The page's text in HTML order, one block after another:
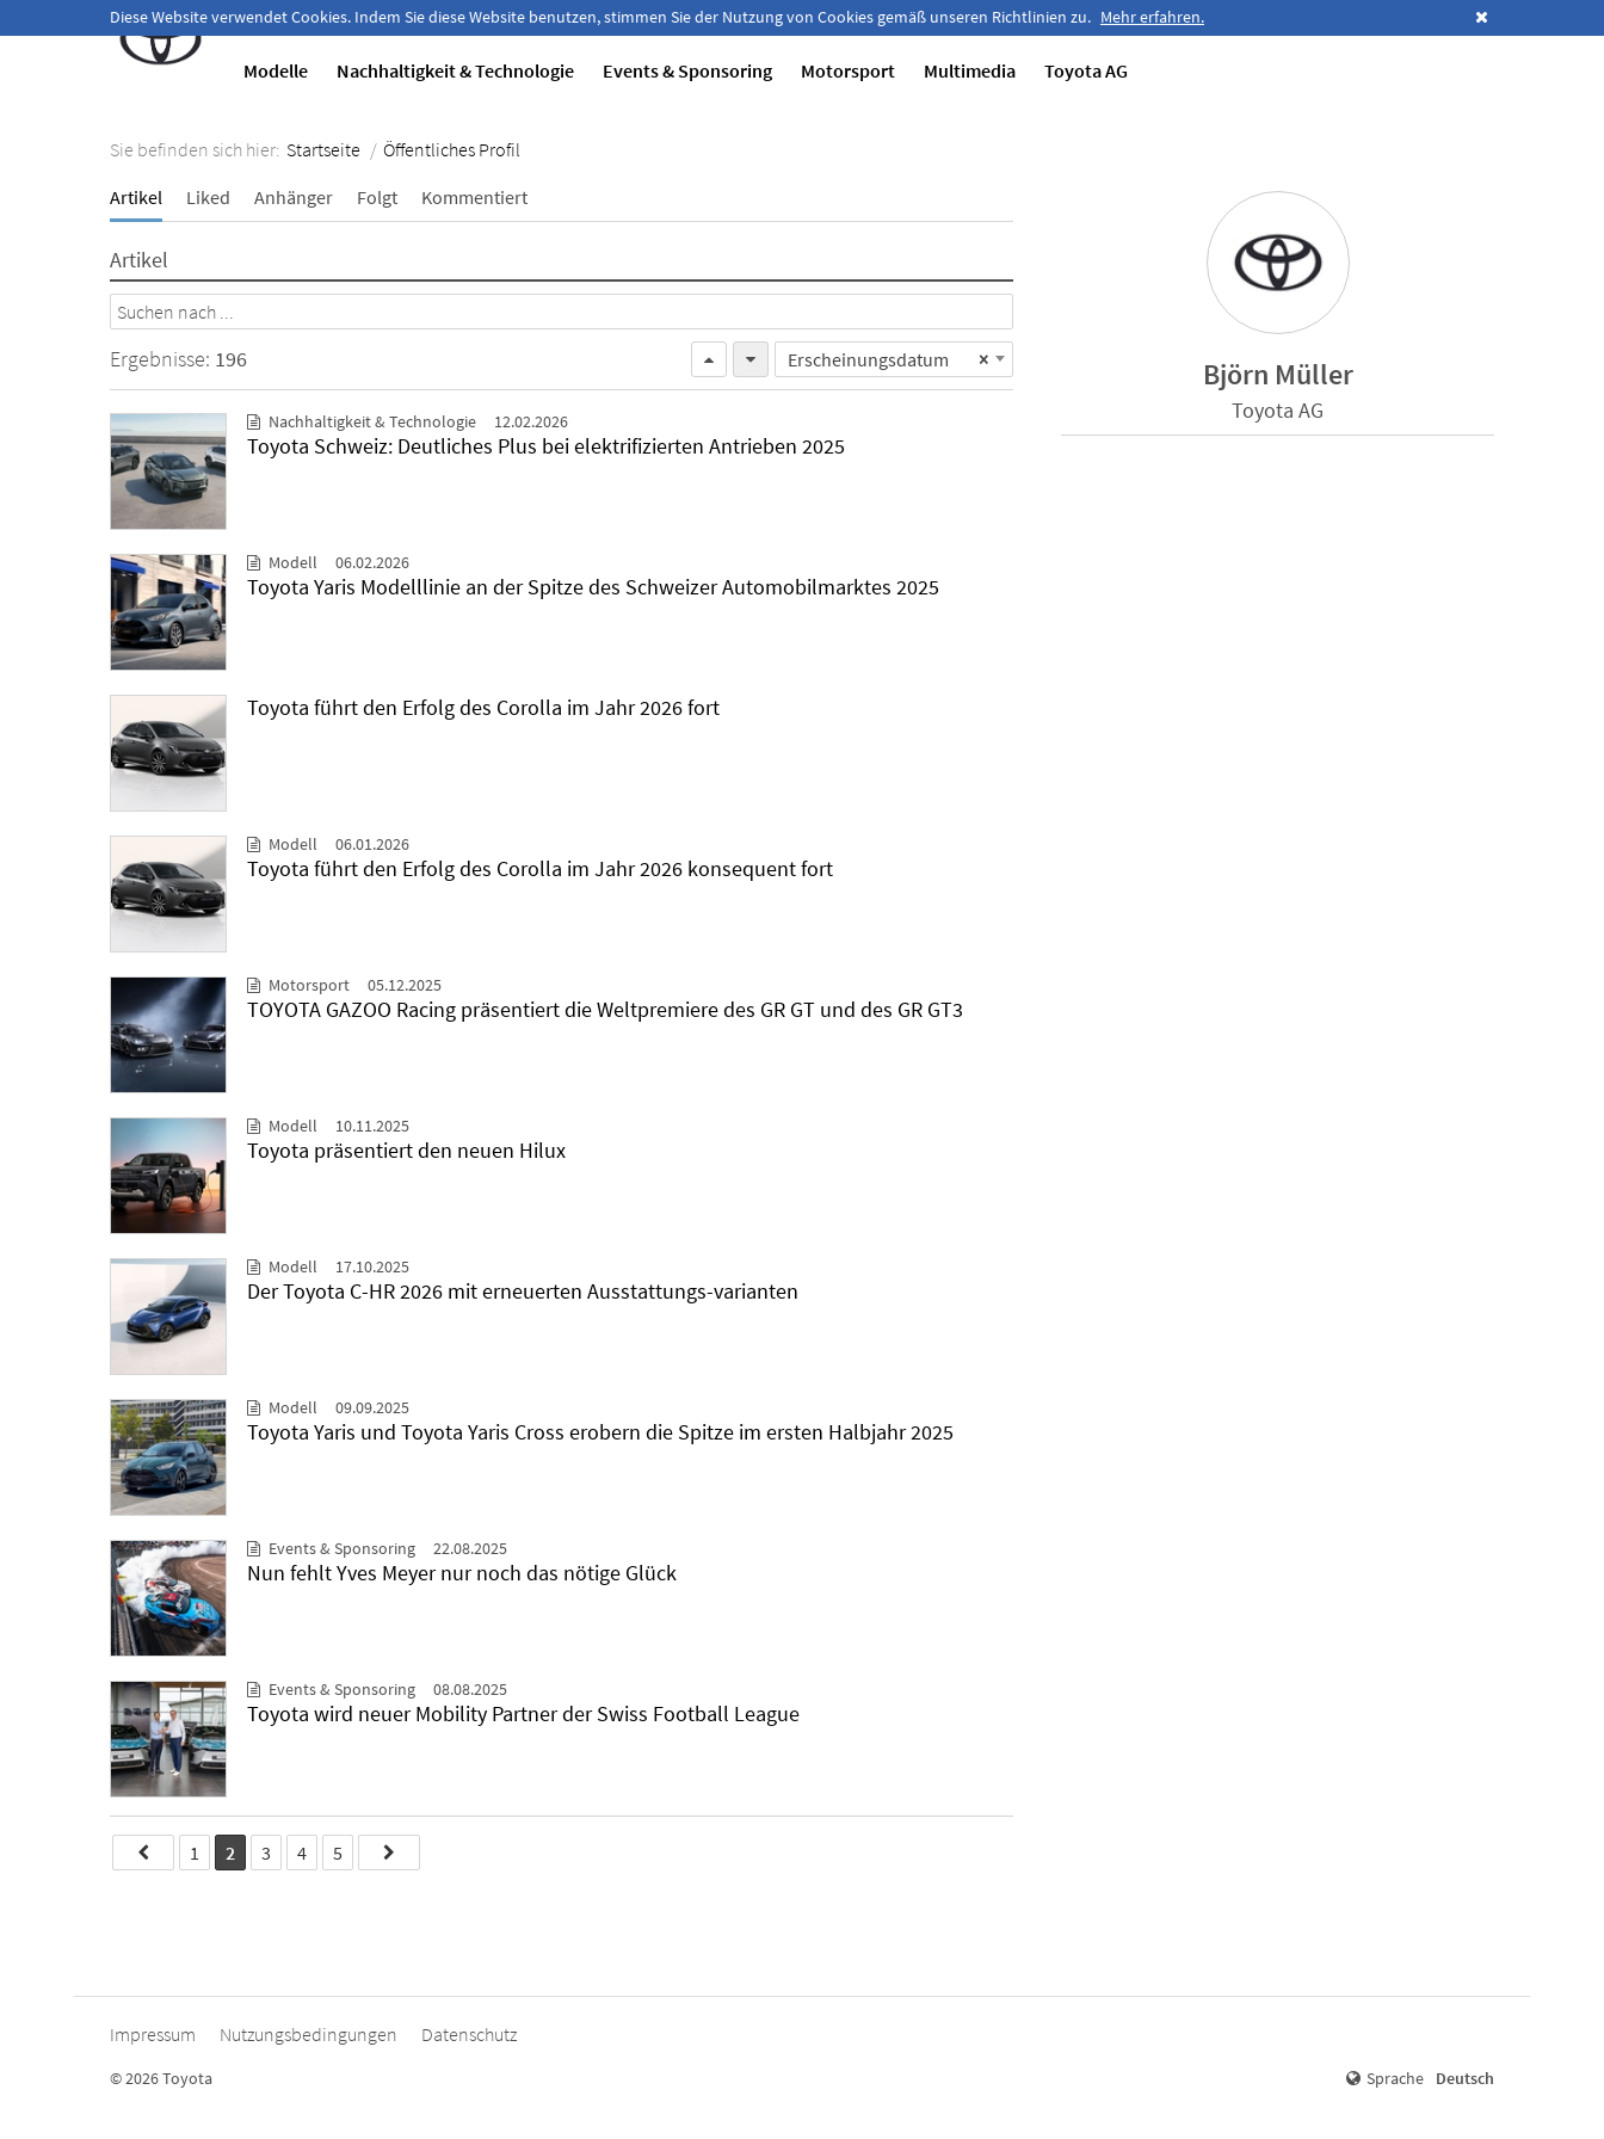
Diese Website verwendet Cookies. Indem Sie diese Website benutzen, stimmen Sie der Nutzung von Cookies gemäß unseren Richtlinien zu. Mehr erfahren.
Herzlich willkommen!
Modelle Nachhaltigkeit & Technologie Events & Sponsoring Motorsport Multimedia Toyota AG
Sie befinden sich hier: Startseite / Öffentliches Profil
Artikel
Liked Anhänger Folgt Kommentiert
Artikel
Ergebnisse: 196 ×
Erscheinungsdatum
Nachhaltigkeit & Technologie 12.02.2026
Toyota Schweiz: Deutliches Plus bei elektrifizierten Antrieben 2025
Modell 06.02.2026
Toyota Yaris Modelllinie an der Spitze des Schweizer Automobilmarktes 2025
Toyota führt den Erfolg des Corolla im Jahr 2026 fort
Modell 06.01.2026
Toyota führt den Erfolg des Corolla im Jahr 2026 konsequent fort
Motorsport 05.12.2025
TOYOTA GAZOO Racing präsentiert die Weltpremiere des GR GT und des GR GT3
Modell 10.11.2025
Toyota präsentiert den neuen Hilux
Modell 17.10.2025
Der Toyota C-HR 2026 mit erneuerten Ausstattungs-varianten
Modell 09.09.2025
Toyota Yaris und Toyota Yaris Cross erobern die Spitze im ersten Halbjahr 2025
Events & Sponsoring 22.08.2025
Nun fehlt Yves Meyer nur noch das nötige Glück
Events & Sponsoring 08.08.2025
Toyota wird neuer Mobility Partner der Swiss Football League
1 2 3 4 5
Björn Müller
Toyota AG
Impressum Nutzungsbedingungen Datenschutz
© 2026 Toyota Sprache Deutsch